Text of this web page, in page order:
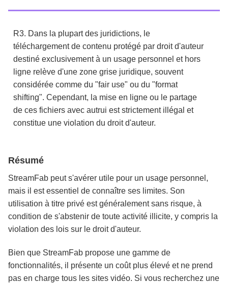
R3. Dans la plupart des juridictions, le
téléchargement de contenu protégé par droit d'auteur
destiné exclusivement à un usage personnel et hors
ligne relève d'une zone grise juridique, souvent
considérée comme du "fair use" ou du "format
shifting". Cependant, la mise en ligne ou le partage
de ces fichiers avec autrui est strictement illégal et
constitue une violation du droit d'auteur.
Résumé
StreamFab peut s'avérer utile pour un usage personnel,
mais il est essentiel de connaître ses limites. Son
utilisation à titre privé est généralement sans risque, à
condition de s'abstenir de toute activité illicite, y compris la
violation des lois sur le droit d'auteur.
Bien que StreamFab propose une gamme de
fonctionnalités, il présente un coût plus élevé et ne prend
pas en charge tous les sites vidéo. Si vous recherchez une